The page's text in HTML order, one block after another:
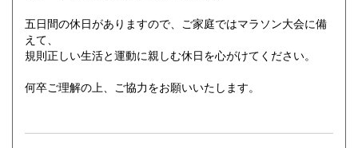
五日間の休日がありますので、ご家庭ではマラソン大会に備
えて、
規則正しい生活と運動に親しむ休日を心がけてください。
何卒ご理解の上、ご協力をお願いいたします。